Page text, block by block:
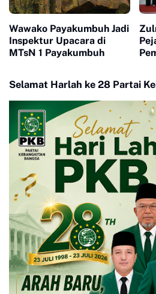
Wawako Payakumbuh Jadi
Inspektur Upacara di
MTsN 1 Payakumbuh
Selamat Harlah ke 28 Partai